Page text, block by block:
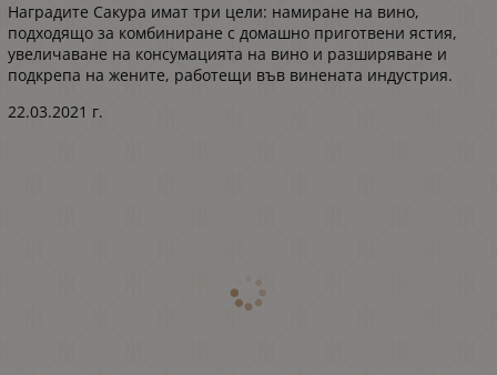
Наградите Сакура имат три цели: намиране на вино,
подходящо за комбиниране с домашно приготвени ястия,
увеличаване на консумацията на вино и разширяване и
подкрепа на жените, работещи във винената индустрия.
22.03.2021 г.